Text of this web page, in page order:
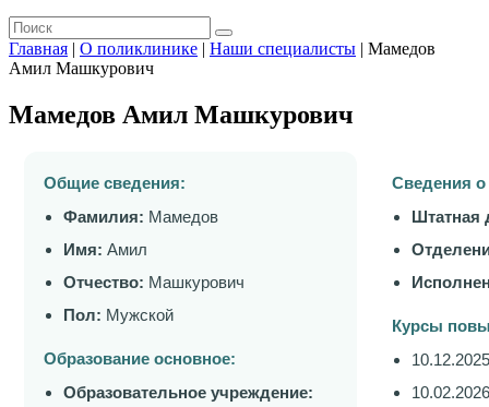
Главная | О поликлинике | Наши специалисты | Мамедов
Амил Машкурович
Мамедов Амил Машкурович
Общие сведения:
Фамилия: Мамедов
Имя: Амил
Отчество: Машкурович
Пол: Мужской
Образование основное:
Образовательное учреждение:
Сведения
Штатная
Курсы
10.12.2025
10.02.2026